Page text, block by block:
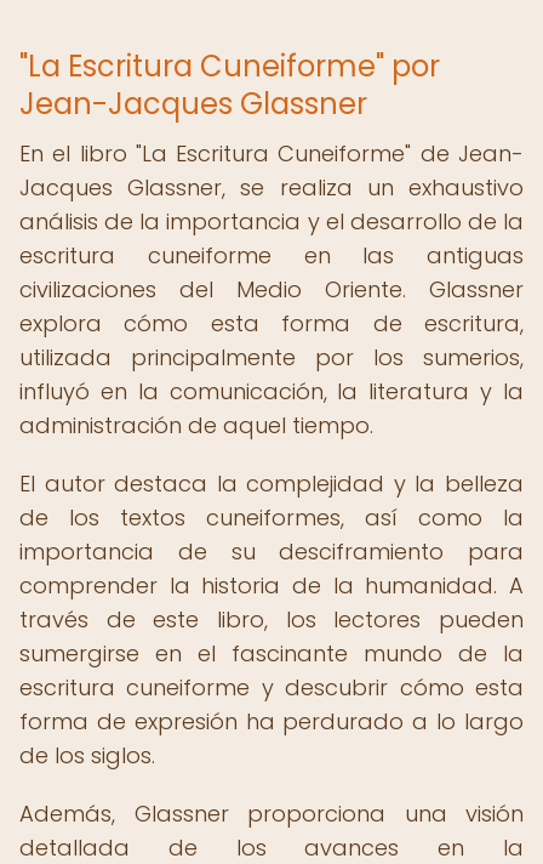
"La Escritura Cuneiforme" por
Jean-Jacques Glassner
En el libro "La Escritura Cuneiforme" de Jean-
Jacques Glassner, se realiza un exhaustivo
análisis de la importancia y el desarrollo de la
escritura cuneiforme en las antiguas
civilizaciones del Medio Oriente. Glassner
explora cómo esta forma de escritura,
utilizada principalmente por los sumerios,
influyó en la comunicación, la literatura y la
administración de aquel tiempo.
El autor destaca la complejidad y la belleza
de los textos cuneiformes, así como la
importancia de su desciframiento para
comprender la historia de la humanidad. A
través de este libro, los lectores pueden
sumergirse en el fascinante mundo de la
escritura cuneiforme y descubrir cómo esta
forma de expresión ha perdurado a lo largo
de los siglos.
Además, Glassner proporciona una visión
detallada de los avances en la